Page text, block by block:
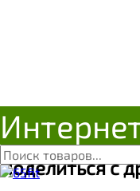
Масло
Поделиться с